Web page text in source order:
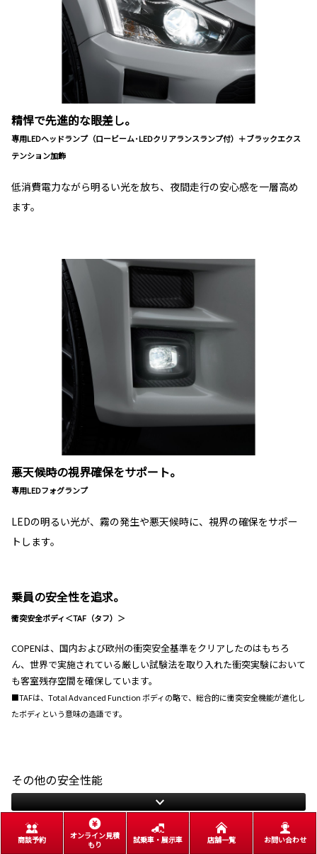
精悍で先進的な眼差し。
専用LEDヘッドランプ（ロービーム･LEDクリアランスランプ付）＋ブラックエクス
テンション加飾
低消費電力ながら明るい光を放ち、夜間走行の安心感を一層高め
ます。
悪天候時の視界確保をサポート。
専用LEDフォグランプ
LEDの明るい光が、霧の発生や悪天候時に、視界の確保をサポー
トします。
乗員の安全性を追求。
衝突安全ボディ＜TAF（タフ）＞
COPENは、国内および欧州の衝突安全基準をクリアしたのはもちろ
ん、世界で実施されている厳しい試験法を取り入れた衝突実験において
も客室残存空間を確保しています。
■TAFは、Total Advanced Function ボディの略で、総合的に衝突安全機能が進化し
たボディという意味の造語です。
その他の安全性能
商談予約
オンライン見積
もり
試乗車・展示車 店舗一覧 お問い合わせ